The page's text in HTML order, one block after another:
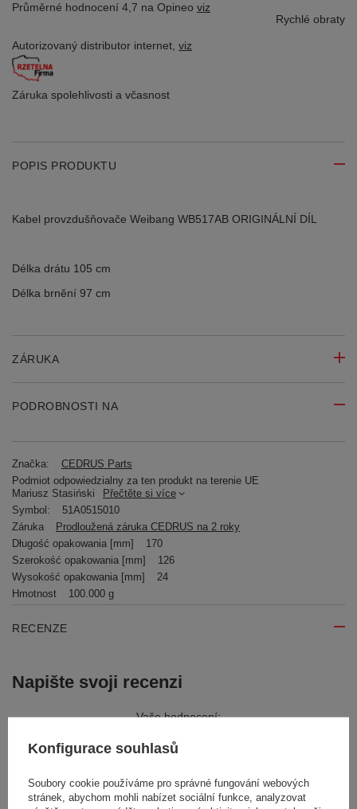
Průměrné hodnocení 4,7 na Opineo viz
Rychlé obraty
Autorizovaný distributor internet, viz
Záruka spolehlivosti a včasnost
POPIS PRODUKTU
Kabel provzdušňovače Weibang WB517AB ORIGINÁLNÍ DÍL
Délka drátu 105 cm
Délka brnění 97 cm
ZÁRUKA
PODROBNOSTI NA
Značka:
CEDRUS Parts
Podmiot odpowiedzialny za ten produkt na terenie UE
Mariusz Stasiński
Přečtěte si více
Symbol:
51A0515010
Záruka
Prodloužená záruka CEDRUS na 2 roky
Długość opakowania [mm]
170
Szerokość opakowania [mm]
126
Wysokość opakowania [mm]
24
Hmotnost
100.000 g
RECENZE
Napište svoji recenzi
Vaše hodnocení:
Obsah vašeho názoru
Konfigurace souhlasů
Soubory cookie používáme pro správné fungování webových
stránek, abychom mohli nabízet sociální funkce, analyzovat